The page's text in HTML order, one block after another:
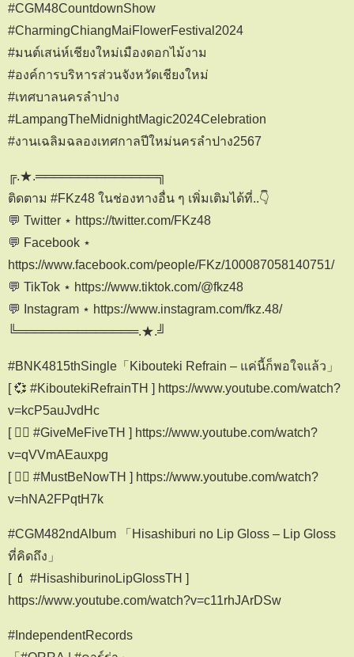
#CGM48CountdownShow
#CharmingChiangMaiFlowerFestival2024
#มนต์เสน่ห์เชียงใหม่เมืองดอกไม้งาม
#องค์การบริหารส่วนจังหวัดเชียงใหม่
#เทศบาลนครลำปาง
#LampangTheMidnightMagic2024Celebration
#งานเฉลิมฉลองเทศกาลปีใหม่นครลำปาง2567
╔.★.══════════════╗
ติดตาม #FKz48 ในช่องทางอื่น ๆ เพิ่มเติมได้ที่..👇
💬 Twitter ⋆ https://twitter.com/FKz48
💬 Facebook ⋆
https://www.facebook.com/people/FKz/100087058140751/
💬 TikTok ⋆ https://www.tiktok.com/@fkz48
💬 Instagram ⋆ https://www.instagram.com/fkz.48/
╚══════════════.★.╝
#BNK4815thSingle「Kibouteki Refrain – แค่นี้ก็พอใจแล้ว」
[ 💞 #KiboutekiRefrainTH ] https://www.youtube.com/watch?
v=kcP5auJvdHc
[ 🖐🏻 #GiveMeFiveTH ] https://www.youtube.com/watch?
v=qVVmAEauxpg
[ ❤️‍🔥 #MustBeNowTH ] https://www.youtube.com/watch?
v=hNA2FPqtH7k
#CGM482ndAlbum 「Hisashiburi no Lip Gloss – Lip Gloss
ที่คิดถึง」
[ 💄 #HisashiburinoLipGlossTH ]
https://www.youtube.com/watch?v=c11rhJArDSw
#IndependentRecords